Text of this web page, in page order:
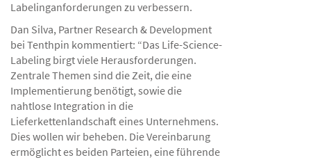
Labelinganforderungen zu verbessern.
Dan Silva, Partner Research & Development
bei Tenthpin kommentiert: “Das Life-Science-
Labeling birgt viele Herausforderungen.
Zentrale Themen sind die Zeit, die eine
Implementierung benötigt, sowie die
nahtlose Integration in die
Lieferkettenlandschaft eines Unternehmens.
Dies wollen wir beheben. Die Vereinbarung
ermöglicht es beiden Parteien, eine führende